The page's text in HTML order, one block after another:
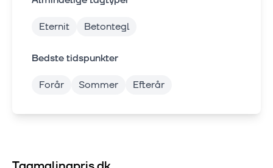
Eternit
Betontegl
Bedste tidspunkter
Forår
Sommer Efterår